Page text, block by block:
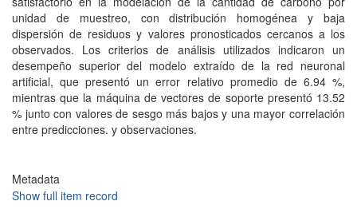
unidad de muestreo, con distribución homogénea y baja
dispersión de residuos y valores pronosticados cercanos a los
observados. Los criterios de análisis utilizados indicaron un
desempeño superior del modelo extraído de la red neuronal
artificial, que presentó un error relativo promedio de 6.94 %,
mientras que la máquina de vectores de soporte presentó 13.52
% junto con valores de sesgo más bajos y una mayor correlación
entre predicciones. y observaciones.
Metadata
Show full item record